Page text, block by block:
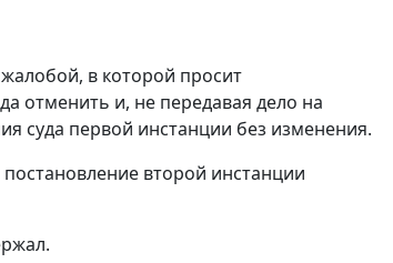
в которой просит
отменить и, не передавая дело на
суда первой инстанции без изменения.
второй инстанции